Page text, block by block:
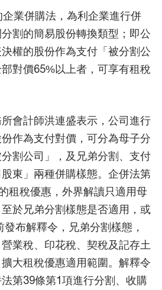
業併購法，為利企業進行併
割的簡易股份轉換類型；即公
權的股份作為支付「被分割公
對價65%以上者，可享有租稅
會計師洪連盛表示，公司進行
作為支付對價，可分為母子分
割公司」，及兄弟分割、支付
東」兩種併購樣態。企併法第
租稅優惠，外界解讀只適用母
於兄弟分割樣態是否適用，或
布解釋令，兄弟分割樣態，
業稅、印花稅、契稅及記存土
大租稅優惠適用範圍。解釋令
第39條第1項進行分割、收購